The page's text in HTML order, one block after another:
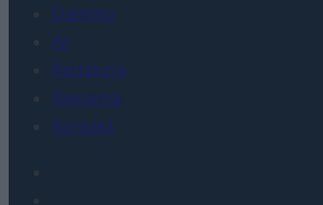
Gaming
AI
Redakcja
Reklama
Kontakt